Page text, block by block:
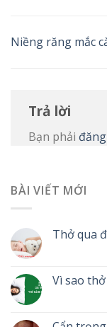
Niềng răng mắc
Trả lời
Bạn phải
BÀI VIẾT MỚI
Thở qua
Vì sao